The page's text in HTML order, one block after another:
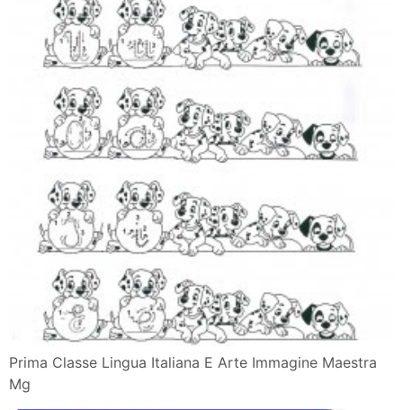
Prima Classe Lingua Italiana E Arte Immagine Maestra
Mg